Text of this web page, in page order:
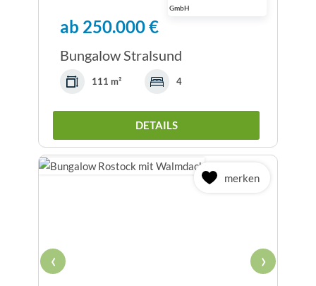
ab 250.000 €
Bungalow Stralsund
111 m² 4
DETAILS
merken
‹ ›